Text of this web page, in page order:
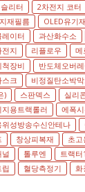
리터
2차전지 코터
재필름
OLED유기
이터
과산화수소
전지
리플로우 메
척장비
반도체오버
크
비정질탄소박
)
스판덱스 실리
지용트랙롤러
에폭
위성방송수신안테나
창상피복재 초
톨루엔 트랙터
혈당측정기 화